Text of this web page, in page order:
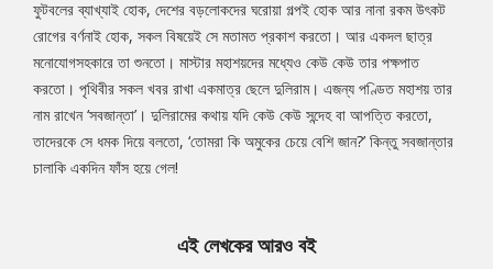
Article
ফুটবলের ব্যাখ্যাই হোক, দেশের বড়লোকদের ঘরোয়া গল্পই হোক আর নানা রকম উৎকট
রোগের বর্ণনাই হোক, সকল বিষয়েই সে মতামত প্রকাশ করতো। আর একদল ছাত্র
মনোযোগসহকারে তা শুনতো। মাস্টার মহাশয়দের মধ্যেও কেউ কেউ তার পক্ষপাত
করতো। পৃথিবীর সকল খবর রাখা একমাত্র ছেলে দুলিরাম। এজন্য পণ্ডিত মহাশয় তার
নাম রাখেন ‘সবজান্তা’। দুলিরামের কথায় যদি কেউ কেউ সন্দেহ বা আপত্তি করতো,
তাদেরকে সে ধমক দিয়ে বলতো, ‘তোমরা কি অমুকের চেয়ে বেশি জান?’ কিন্তু সবজান্তার
চালাকি একদিন ফাঁস হয়ে গেল!
এই লেখকের আরও বই